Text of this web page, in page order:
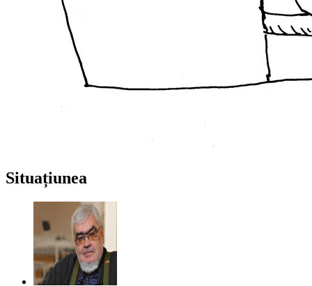
Situațiunea